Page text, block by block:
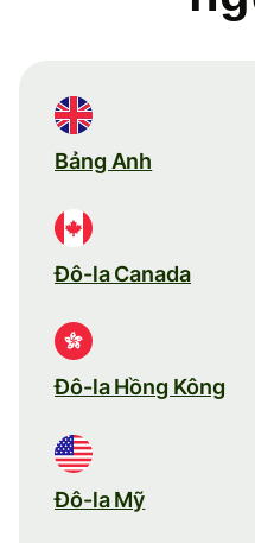
Bảng Anh
Đô-la Canada
Đô-la Hồng Kông
Đô-la Mỹ